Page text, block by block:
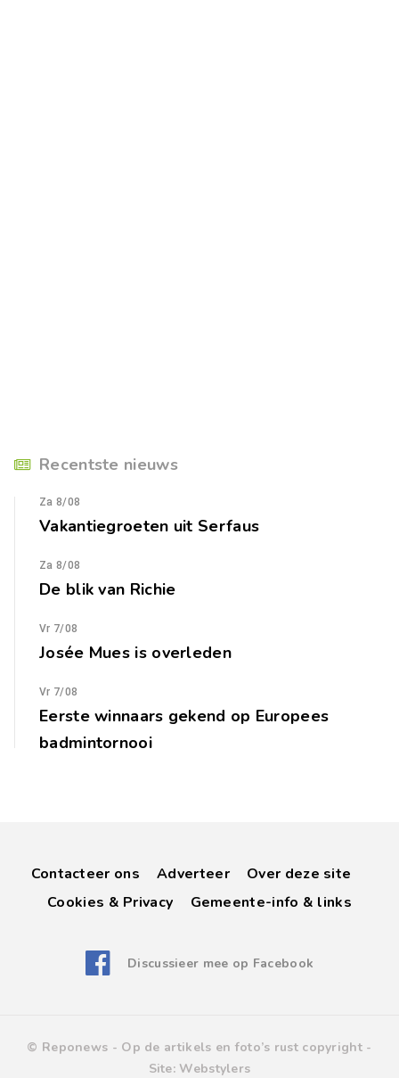
Recentste nieuws
Za 8/08
Vakantiegroeten uit Serfaus
Za 8/08
De blik van Richie
Vr 7/08
Josée Mues is overleden
Vr 7/08
Eerste winnaars gekend op Europees
badmintornooi
Contacteer ons Adverteer
Over deze site
Cookies & Privacy
Gemeente-info & links
Discussieer mee op Facebook
© Reponews - Op de artikels en foto’s rust copyright -
Site: Webstylers